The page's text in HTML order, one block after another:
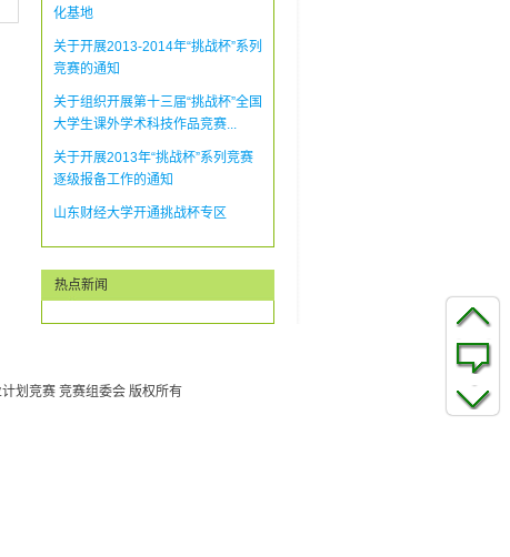
化基地
关于开展2013-2014年“挑战杯”系列
竞赛的通知
关于组织开展第十三届“挑战杯”全国
大学生课外学术科技作品竞赛...
关于开展2013年“挑战杯”系列竞赛
逐级报备工作的通知
山东财经大学开通挑战杯专区
热点新闻
划竞赛 竞赛组委会 版权所有